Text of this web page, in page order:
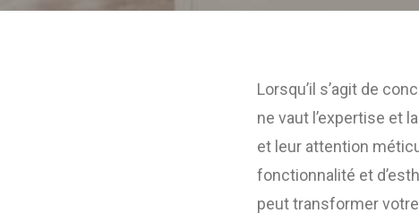
Lorsqu’il s’agit de
ne vaut l’expertise et
et leur attention
fonctionnalité et
peut transformer